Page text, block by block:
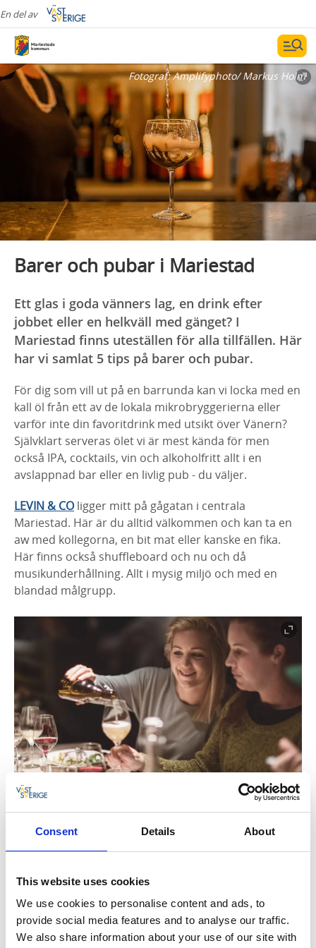
Consent Details About
This website uses cookies
We use cookies to personalise content and ads, to
provide social media features and to analyse our traffic.
We also share information about your use of our site with
En del av
Fotograf:Amplifyphoto/ Markus Holm
Barer och pubar i Mariestad
Ett glas i goda vänners lag, en drink efter
jobbet eller en helkväll med gänget? I
Mariestad finns uteställen för alla tillfällen. Här
har vi samlat 5 tips på barer och pubar.
För dig som vill ut på en barrunda kan vi locka med en
kall öl från ett av de lokala mikrobryggerierna eller
varför inte din favoritdrink med utsikt över Vänern?
Självklart serveras ölet vi är mest kända för men
också IPA, cocktails, vin och alkoholfritt allt i en
avslappnad bar eller en livlig pub - du väljer.
LEVIN & COligger mitt på gågatan i centrala
Mariestad. Här är du alltid välkommen och kan ta en
aw med kollegorna, en bit mat eller kanske en fika.
Här finns också shuffleboard och nu och då
musikunderhållning. Allt i mysig miljö och med en
blandad målgrupp.
restauranggata. I den gamla telegrafens pampiga
lokaler välkomnas du till en mysig restaurang och
nattklubb. Välj bland libanesisk, amerikanskt och